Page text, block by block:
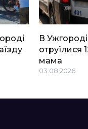
В
отруїлися
мама
03.08.2026